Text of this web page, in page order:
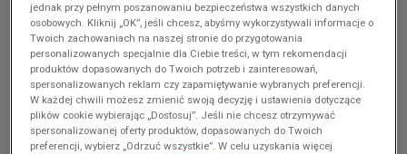
jednak przy pełnym poszanowaniu bezpieczeństwa wszystkich danych
osobowych. Kliknij „OK”, jeśli chcesz, abyśmy wykorzystywali informacje o
Twoich zachowaniach na naszej stronie do przygotowania
personalizowanych specjalnie dla Ciebie treści, w tym rekomendacji
produktów dopasowanych do Twoich potrzeb i zainteresowań,
spersonalizowanych reklam czy zapamiętywanie wybranych preferencji.
W każdej chwili możesz zmienić swoją decyzję i ustawienia dotyczące
plików cookie wybierając „Dostosuj”. Jeśli nie chcesz otrzymywać
spersonalizowanej oferty produktów, dopasowanych do Twoich
preferencji, wybierz „Odrzuć wszystkie”. W celu uzyskania więcej